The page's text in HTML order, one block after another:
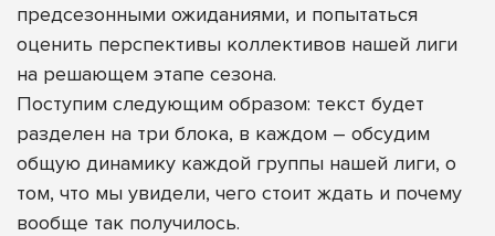
предсезонными ожиданиями, и попытаться
оценить перспективы коллективов нашей лиги
на решающем этапе сезона.
Поступим следующим образом: текст будет
разделен на три блока, в каждом – обсудим
общую динамику каждой группы нашей лиги, о
том, что мы увидели, чего стоит ждать и почему
вообще так получилось.